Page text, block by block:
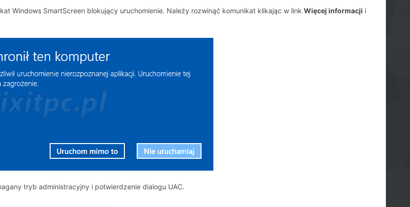
Windows SmartScreen blokujący uruchomienie. Należy rozwinąć komunikat klikając w link Więcej informacji i
tryb administracyjny i potwierdzenie dialogu UAC.